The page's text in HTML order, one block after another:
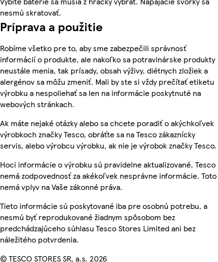
nesmú skratovať.
Príprava a použitie
Robíme všetko pre to, aby sme zabezpečili správnosť
informácií o produkte, ale nakoľko sa potravinárske produkty
neustále menia, tak prísady, obsah výživy, diétnych zložiek a
alergénov sa môžu zmeniť. Mali by ste si vždy prečítať etiketu
výrobku a nespoliehať sa len na informácie poskytnuté na
webových stránkach.
Ak máte nejaké otázky alebo sa chcete poradiť o akýchkoľvek
výrobkoch značky Tesco, obráťte sa na Tesco zákaznícky
servis, alebo výrobcu výrobku, ak nie je výrobok značky Tesco.
Hoci informácie o výrobku sú pravidelne aktualizované, Tesco
nemá zodpovednosť za akékoľvek nesprávne informácie. Toto
nemá vplyv na Vaše zákonné práva.
Tieto informácie sú poskytované iba pre osobnú potrebu, a
nesmú byť reprodukované žiadnym spôsobom bez
predchádzajúceho súhlasu Tesco Stores Limited ani bez
náležitého potvrdenia.
© TESCO STORES SR, a.s. 2026